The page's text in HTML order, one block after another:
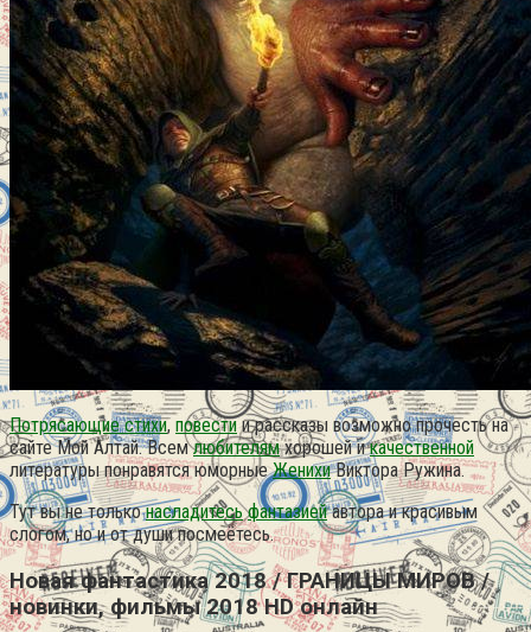
Потрясающие стихи, повестии рассказы возможно прочесть на
сайте Мой Алтай. Всемлюбителямхорошей икачественной
литературы понравятся юморныеЖенихиВиктора Ружина.
Тут вы не тольконасладитесь фантазиейавтора и красивым
слогом, но и от души посмеётесь.
Новая фантастика 2018 / ГРАНИЦЫ МИРОВ /
новинки, фильмы 2018 HD онлайн